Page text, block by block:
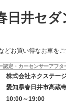
井セダ
どお買い得なお車を
認定・カーセンサーアフタ
株式会社ネクステー
愛知県春日井市高蔵
10:00～19:00